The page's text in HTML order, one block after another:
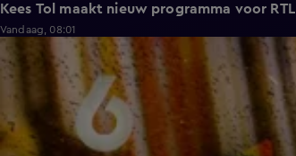
Kees Tol maakt nieuw programma voor RTL
Vandaag, 08:01